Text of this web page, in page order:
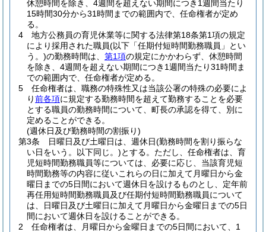
休憩時間を除き、4週間を超えない期間につき1週間当たり
15時間30分から31時間までの範囲内で、任命権者が定め
る。
4
地方公務員の育児休業等に関する法律第18条第1項の規定
により採用された職員(以下「任期付短時間勤務職員」とい
う。)の勤務時間は、 第1項の規定にかかわらず、休憩時間
を除き、4週間を超えない期間につき1週間当たり31時間ま
での範囲内で、任命権者が定める。
5
任命権者は、職務の特殊性又は当該公署の特殊の必要によ
り前各項に規定する勤務時間を超えて勤務することを必要
とする職員の勤務時間について、町長の承認を得て、別に
定めることができる。
(週休日及び勤務時間の割振り)
第3条
日曜日及び土曜日は、週休日(勤務時間を割り振らな
い日をいう。以下同じ。)とする。 ただし、任命権者は、育
児短時間勤務職員等については、必要に応じ、当該育児短
時間勤務等の内容に従いこれらの日に加えて月曜日から金
曜日までの5日間において週休日を設けるものとし、定年前
再任用短時間勤務職員及び任期付短時間勤務職員について
は、日曜日及び土曜日に加えて月曜日から金曜日までの5日
間において週休日を設けることができる。
2
任命権者は、月曜日から金曜日までの5日間において、1